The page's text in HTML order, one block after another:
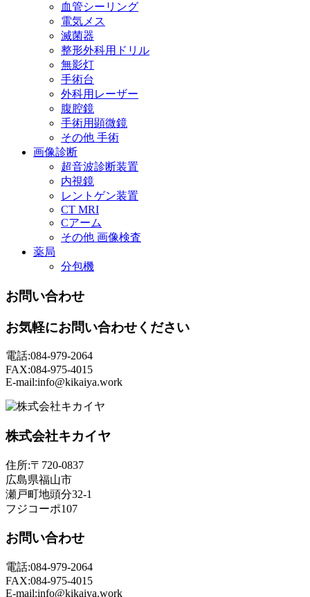
血管シーリング
電気メス
滅菌器
整形外科用ドリル
無影灯
手術台
外科用レーザー
腹腔鏡
手術用顕微鏡
その他 手術
画像診断
超音波診断装置
内視鏡
レントゲン装置
CT MRI
Cアーム
その他 画像検査
薬局
分包機
お問い合わせ
お気軽にお問い合わせください
電話:084-979-2064
FAX:084-975-4015
E-mail:info@kikaiya.work
株式会社キカイヤ
住所:〒720-0837
広島県福山市
瀬戸町地頭分32-1
フジコーポ107
お問い合わせ
電話:084-979-2064
FAX:084-975-4015
E-mail:info@kikaiya.work